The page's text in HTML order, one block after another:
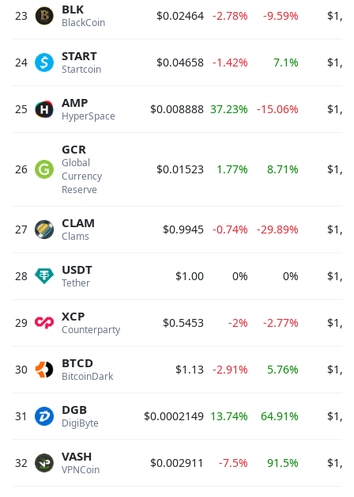
23 BlackCoin
BLK $0.02464 -2.78% -9.59%
24 Startcoin
START $0.04658 -1.42% 7.1%
25 HyperSpace
AMP $0.008888 37.23% -15.06%
26
Global
Currency
Reserve
GCR
$0.01523 1.77% 8.71%
27 Clams
CLAM $0.9945 -0.74% -29.89%
28 Tether
USDT $1.00 0% 0%
29 Counterparty
XCP $0.5453 -2% -2.77%
30 BitcoinDark
BTCD $1.13 -2.91% 5.76%
31 DigiByte
DGB $0.0002149 13.74% 64.91%
32 VPNCoin
VASH $0.002911 -7.5% 91.5%